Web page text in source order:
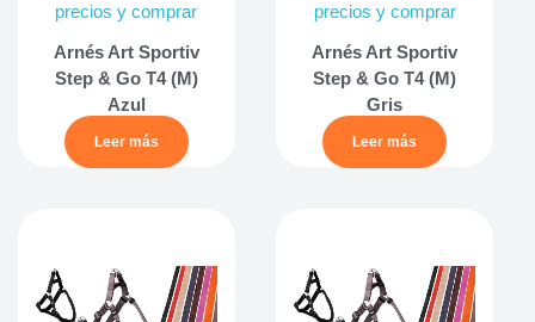
precios y comprar
Arnés Art Sportiv
Step & Go T4 (M)
Azul
Leer más
precios y comprar
Arnés Art Sportiv
Step & Go T4 (M)
Gris
Leer más